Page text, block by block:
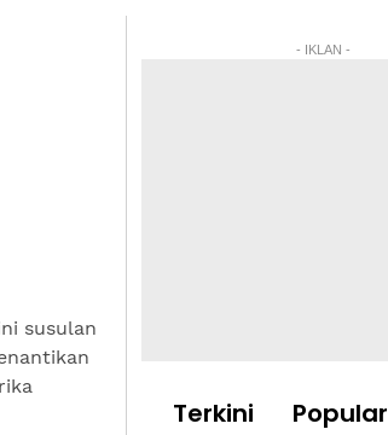
susulan
- IKLAN -
Terkini Popular